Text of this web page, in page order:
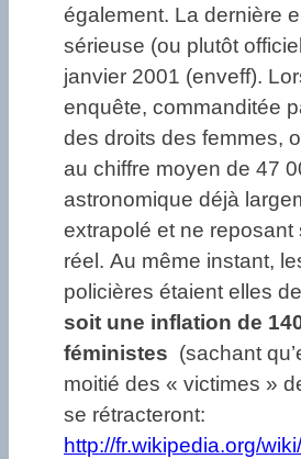
également. La dernière
sérieuse (ou plutôt
janvier 2001 (enveff).
enquête, commanditée
des droits des femmes,
au chiffre moyen de 47
astronomique déjà
extrapolé et ne reposant
réel. Au même instant,
policières étaient elles
soit une inflation de
féministes (sachant
moitié des « victimes »
se rétracteront:
http://fr.wikipedia.org/